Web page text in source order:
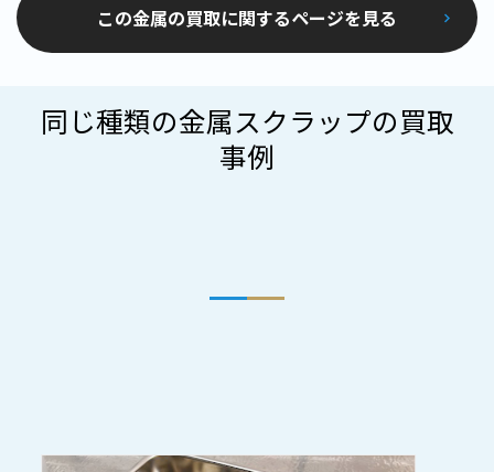
この金属の買取に関するページを見る
同じ種類の金属スクラップの買取
事例